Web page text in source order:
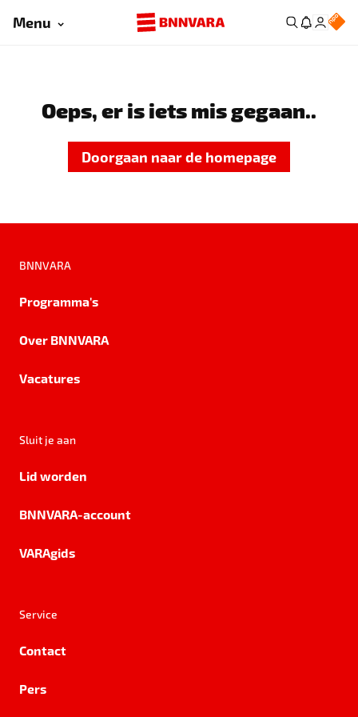
Menu
Oeps, er is iets mis gegaan..
Doorgaan naar de homepage
BNNVARA
Programma's
Over BNNVARA
Vacatures
Sluit je aan
Lid worden
BNNVARA-account
VARAgids
Service
Contact
Pers